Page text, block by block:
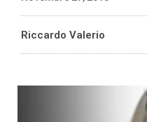
Riccardo Valerio